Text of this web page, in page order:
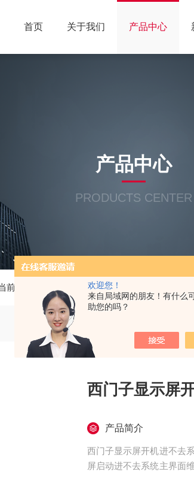
欢迎您！
来自局域网的朋友！有什么
助您的吗？
首页 关于我们 产品中心
产品中心
PRODUCTS CENTER
前位置： 产品中心
西门子显示屏
产品简介
西门子显示屏开机进不去
屏启动进不去系统主界面